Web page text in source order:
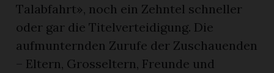
Talabfahrt», noch ein Zehntel schneller
oder gar die Titelverteidigung. Die
aufmunternden Zurufe der Zuschauenden
– Eltern, Grosseltern, Freunde und